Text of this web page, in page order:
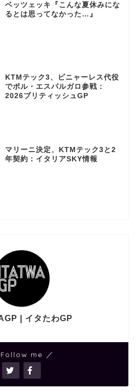
ベッツェッキ『こんな夏休みにな
るとは思ってなかった…』
KTMテック3、ビニャーレス代役
でポル・エスパルガロ参戦：
2026ブリティッシュGP
マリーニ決定、KTMテック3と2
年契約：イタリアSKY情報
| イタたわGP
me ／